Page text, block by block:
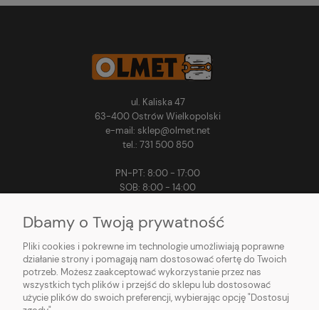
ul. Kaliska 47
63-400 Ostrów Wielkopolski
e-mail: sklep@olmet.net
tel.: 731 500 850
PN-PT: 8:00 - 17:00
SOB: 8:00 - 14:00
MOJE KONTO
PŁATNOŚCI I DOSTAWA
Dbamy o Twoją prywatność
Pliki cookies i pokrewne im technologie umożliwiają poprawne
działanie strony i pomagają nam dostosować ofertę do Twoich
potrzeb. Możesz zaakceptować wykorzystanie przez nas
wszystkich tych plików i przejść do sklepu lub dostosować
użycie plików do swoich preferencji, wybierając opcję "Dostosuj